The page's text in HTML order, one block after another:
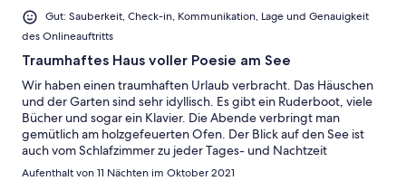
Gut: Sauberkeit, Check-in, Kommunikation, Lage und Genauigkeit
des Onlineauftritts
Traumhaftes Haus voller Poesie am See
Wir haben einen traumhaften Urlaub verbracht. Das Häuschen
und der Garten sind sehr idyllisch. Es gibt ein Ruderboot, viele
Bücher und sogar ein Klavier. Die Abende verbringt man
gemütlich am holzgefeuerten Ofen. Der Blick auf den See ist
auch vom Schlafzimmer zu jeder Tages- und Nachtzeit
wunderbar. Auch unser Hund hat sich sehr wohl gefühlt.
Aufenthalt von 11 Nächten im Oktober 2021